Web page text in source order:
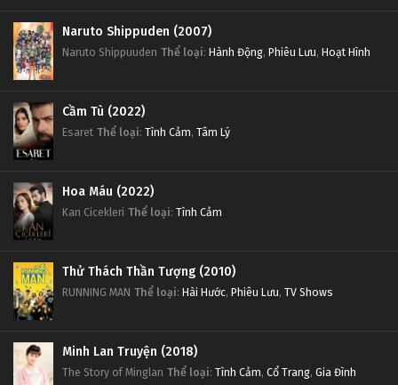
Naruto Shippuden (2007)
Naruto Shippuuden Thể loại: Hành Động, Phiêu Lưu, Hoạt Hình
Cầm Tù (2022)
Esaret Thể loại: Tình Cảm, Tâm Lý
Hoa Máu (2022)
Kan Cicekleri Thể loại: Tình Cảm
Thử Thách Thần Tượng (2010)
RUNNING MAN Thể loại: Hài Hước, Phiêu Lưu, TV Shows
Minh Lan Truyện (2018)
The Story of Minglan Thể loại: Tình Cảm, Cổ Trang, Gia Đình